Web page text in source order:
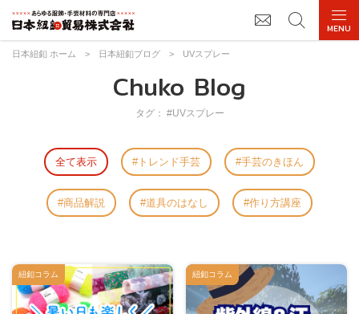
日本紐釦 ホーム > 日本紐釦ブログ > UVスプレー
Chuko Blog
タグ： #UVスプレー
全て表示 トレンド手芸 手芸のきほん
商品解説 道具のはなし 作り方講座
紐釦コラム 紐釦コラム